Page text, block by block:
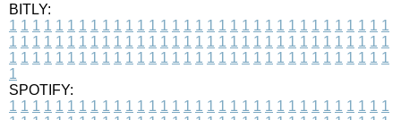
BITLY:
1 1 1 1 1 1 1 1 1 1 1 1 1 1 1 1 1 1 1 1 1 1 1 1 1 1 1 1 1 1 1 1 1
1 1 1 1 1 1 1 1 1 1 1 1 1 1 1 1 1 1 1 1 1 1 1 1 1 1 1 1 1 1 1 1 1
1 1 1 1 1 1 1 1 1 1 1 1 1 1 1 1 1 1 1 1 1 1 1 1 1 1 1 1 1 1 1 1 1
1
SPOTIFY:
1 1 1 1 1 1 1 1 1 1 1 1 1 1 1 1 1 1 1 1 1 1 1 1 1 1 1 1 1 1 1 1 1